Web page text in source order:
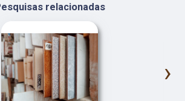
relacionadas
›